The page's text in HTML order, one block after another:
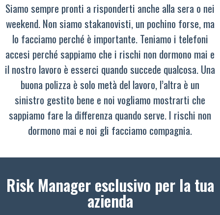
Siamo sempre pronti a risponderti anche alla sera o nei
weekend. Non siamo stakanovisti, un pochino forse, ma
lo facciamo perché è importante. Teniamo i telefoni
accesi perché sappiamo che i rischi non dormono mai e
il nostro lavoro è esserci quando succede qualcosa. Una
buona polizza è solo metà del lavoro, l’altra è un
sinistro gestito bene e noi vogliamo mostrarti che
sappiamo fare la differenza quando serve. I rischi non
dormono mai e noi gli facciamo compagnia.
Risk Manager esclusivo per la tua
azienda